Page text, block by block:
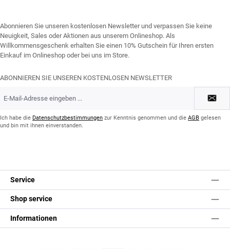
Abonnieren Sie unseren kostenlosen Newsletter und verpassen Sie keine
Neuigkeit, Sales oder Aktionen aus unserem Onlineshop. Als
Willkommensgeschenk erhalten Sie einen 10% Gutschein für Ihren ersten
Einkauf im Onlineshop oder bei uns im Store.
ABONNIEREN SIE UNSEREN KOSTENLOSEN NEWSLETTER
Mail-
*Ich habe die Datenschutzbestimmungen zur Kenntnis genommen und die AGB gelesen
und bin mit ihnen einverstanden.
Service
Shop service
Informationen